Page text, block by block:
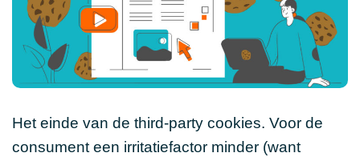
Het einde van de third-party cookies. Voor de
consument een irritatiefactor minder (want